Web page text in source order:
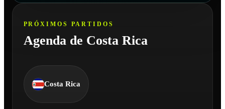
PRÓXIMOS PARTIDOS
Agenda de Costa Rica
Costa Rica